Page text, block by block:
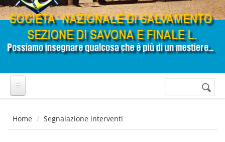
Form di
Home Segnalazione interventi